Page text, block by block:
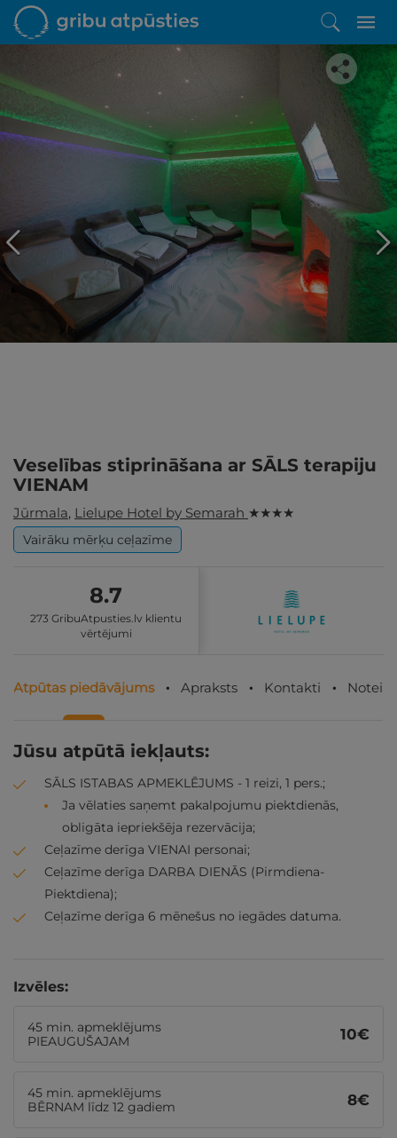
Iepatikās šis piedāvājums?
Līdz brīnišķīgai atpūtai atlikuši tikai daži soļi
PĒRKU
Veselības stiprināšana ar SĀLS terapiju
VIENAM
Jūrmala, Lielupe Hotel by Semarah ★ ★ ★ ★
Vairāku mērķu ceļazīme
8.7
273 GribuAtpusties.lv klientu
vērtējumi
Atpūtas piedāvājums Apraksts Kontakti
Jūsu atpūtā iekļauts:
SĀLS ISTABAS APMEKLĒJUMS - 1 reizi, 1 pers.;
Ja vēlaties saņemt pakalpojumu piektdienās,
obligāta iepriekšēja rezervācija;
Ceļazīme derīga VIENAI personai;
Ceļazīme derīga DARBA DIENĀS (Pirmdiena-
Piektdiena);
Ceļazīme derīga 6 mēnešus no iegādes datuma.
Izvēles:
45 min. apmeklējums
PIEAUGUŠAJAM
10€
45 min. apmeklējums
BĒRNAM līdz 12 gadiem
8€